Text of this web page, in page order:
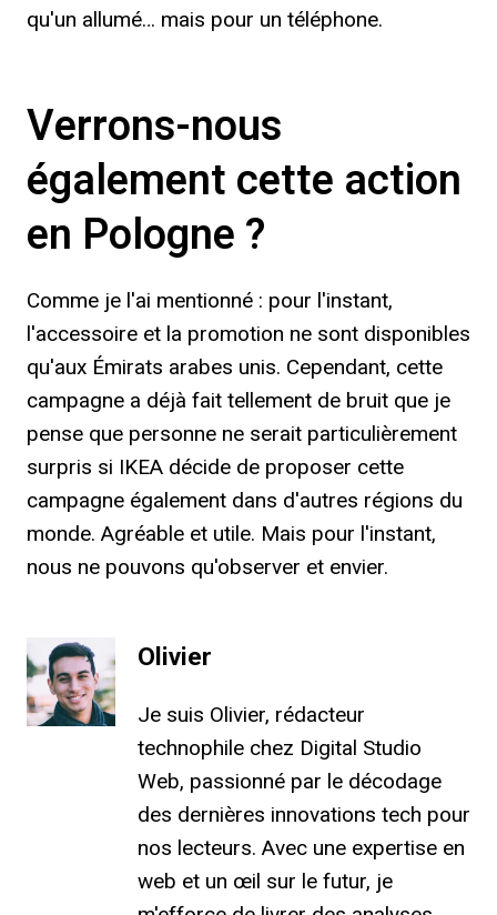
qu'un allumé… mais pour un téléphone.
Verrons-nous
également cette action
en Pologne ?
Comme je l'ai mentionné : pour l'instant,
l'accessoire et la promotion ne sont disponibles
qu'aux Émirats arabes unis. Cependant, cette
campagne a déjà fait tellement de bruit que je
pense que personne ne serait particulièrement
surpris si IKEA décide de proposer cette
campagne également dans d'autres régions du
monde. Agréable et utile. Mais pour l'instant,
nous ne pouvons qu'observer et envier.
Olivier
Je suis Olivier, rédacteur
technophile chez Digital Studio
Web, passionné par le décodage
des dernières innovations tech pour
nos lecteurs. Avec une expertise en
web et un œil sur le futur, je